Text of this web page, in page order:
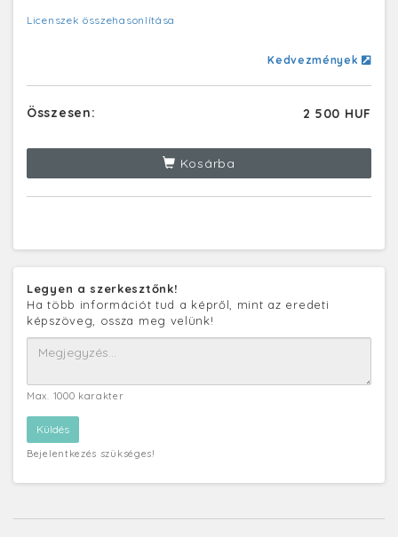
Licenszek összehasonlítása
Kedvezmények
Összesen: 2 500 HUF
Kosárba
Legyen a szerkesztőnk!
Ha több információt tud a képről, mint az eredeti
képszöveg, ossza meg velünk!
Max. 1000 karakter
Bejelentkezés szükséges!